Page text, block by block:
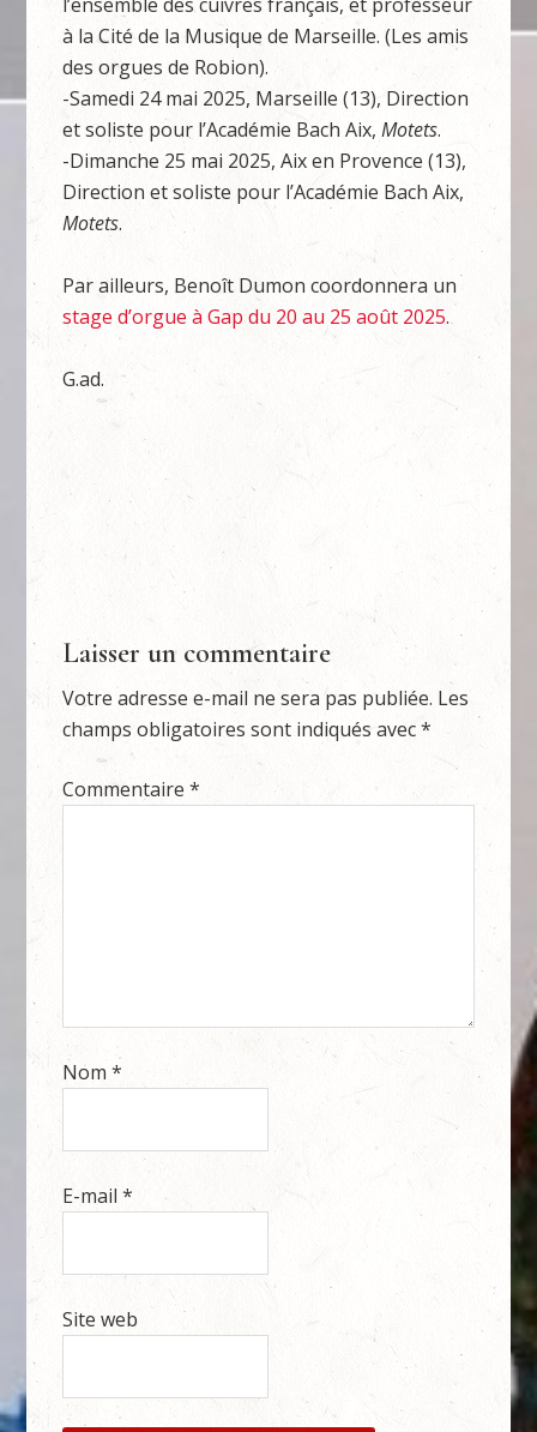
à la Cité de la Musique de Marseille. (Les amis
des orgues de Robion).
-Samedi 24 mai 2025, Marseille (13), Direction
et soliste pour l’Académie Bach Aix,Motets.
-Dimanche 25 mai 2025, Aix en Provence (13),
Direction et soliste pour l’Académie Bach Aix,
Motets.
Par ailleurs, Benoît Dumon coordonnera un
stage d’orgue à Gap du 20 au 25 août 2025.
G.ad.
Laisser un commentaire
Votre adresse e-mail ne sera pas publiée. Les
champs obligatoires sont indiqués avec*
Commentaire*
Nom*
E-mail*
Site web